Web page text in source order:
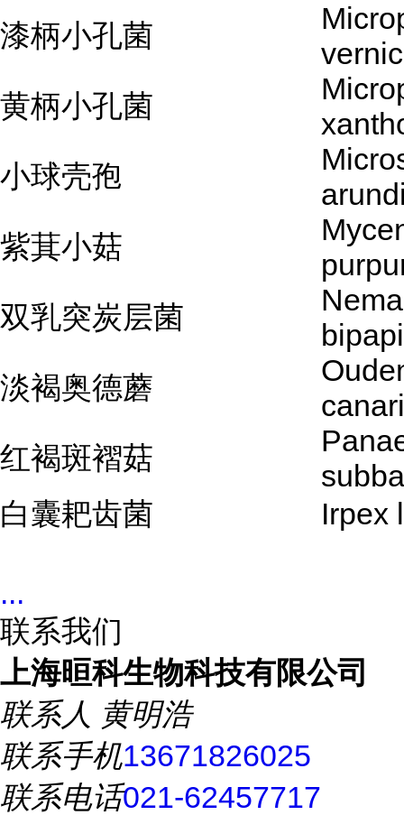
漆柄小孔菌
黄柄小孔菌
小球壳孢
紫萁小菇
双乳突炭层菌
淡褐奥德蘑
红褐斑褶菇
白囊耙齿菌
Irpex
...
联系我们
上海晅科生物科技有限公司
联系人 黄明浩
联系手机13671826025
联系电话021-62457717